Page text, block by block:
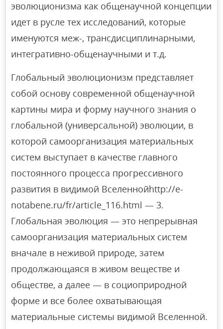
эволюционизма как общенаучной концепции
идет в русле тех исследований, которые
именуются меж-, трансдисциплинарными,
интегративно-общенаучными и т.д.
Глобальный эволюционизм представляет
собой основу современной общенаучной
картины мира и форму научного знания o
глобальной (универсальной) эволюции, в
которой самоорганизация материальных
систем выступает в качестве главного
постоянного процесса прогрессивного
развития в видимой Вселеннойhttp://e-
notabene.ru/fr/article_116.html — 3.
Глобальная эволюция — это непрерывная
самоорганизация материальных систем
вначале в неживой природе, затем
продолжающаяся в живом веществе и
обществе, а далее — в социоприродной
форме и все бoлее охватывающая
материальные системы видимой Вселенной.